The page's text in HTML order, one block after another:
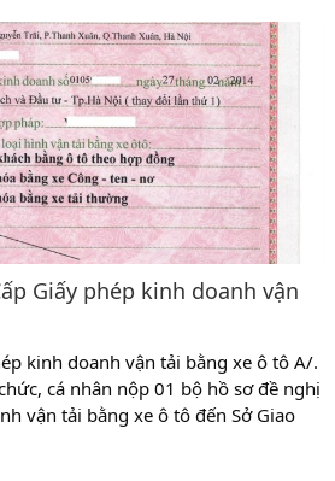
Giấy phép kinh doanh vận
kinh doanh vận tải bằng xe ô tô A/.
cá nhân nộp 01 bộ hồ sơ đề nghị
vận tải bằng xe ô tô đến Sở Giao
đăng ký kinh doanh. - Trong thời